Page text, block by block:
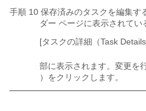
手順 10 保存済みのタスクを編集す
ダー ページに表示されてい
[タスクの詳細（Task
部に表示されます。変更を
）をクリックします。